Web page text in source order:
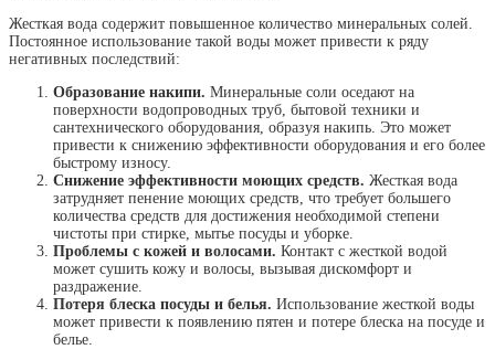
Жесткая вода содержит повышенное количество минеральных солей.
Постоянное использование такой воды может привести к ряду
негативных последствий:
Образование накипи. Минеральные соли оседают на
поверхности водопроводных труб, бытовой техники и
сантехнического оборудования, образуя накипь. Это может
привести к снижению эффективности оборудования и его более
быстрому износу.
Снижение эффективности моющих средств. Жесткая вода
затрудняет пенение моющих средств, что требует большего
количества средств для достижения необходимой степени
чистоты при стирке, мытье посуды и уборке.
Проблемы с кожей и волосами. Контакт с жесткой водой
может сушить кожу и волосы, вызывая дискомфорт и
раздражение.
Потеря блеска посуды и белья. Использование жесткой воды
может привести к появлению пятен и потере блеска на посуде и
белье.